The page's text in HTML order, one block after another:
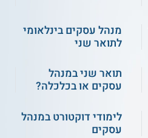
המכללה האקדמית נתניה -
תואר שני במנהל עסקים
שירות אישי חינם
מנהל עסקים בינלאומי
לתואר שני
תואר שני במנהל
עסקים או בכלכלה?
לימודי דוקטורט במנהל
עסקים